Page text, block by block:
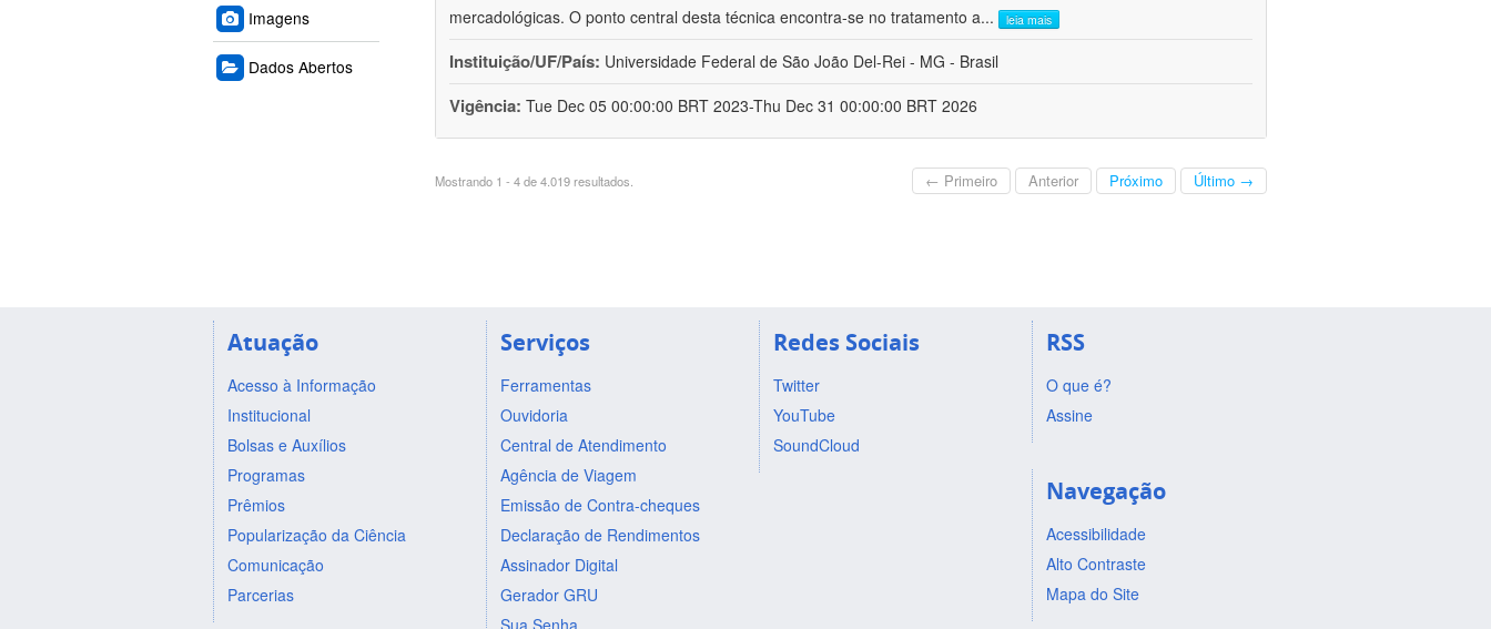
Imagens
Dados Abertos
mercadológicas. O ponto central desta técnica encontra-se no tratamento a... leia mais
Instituição/UF/País: Universidade Federal de São João Del-Rei - MG - Brasil
Vigência: Tue Dec 05 00:00:00 BRT 2023-Thu Dec 31 00:00:00 BRT 2026
Mostrando 1 - 4 de 4.019 resultados. ← Primeiro Anterior Próximo Último →
Atuação
Acesso à Informação
Institucional
Bolsas e Auxílios
Programas
Prêmios
Popularização da Ciência
Comunicação
Parcerias
Serviços
Ferramentas
Ouvidoria
Central de Atendimento
Agência de Viagem
Emissão de Contra-cheques
Declaração de Rendimentos
Assinador Digital
Gerador GRU
Sua Senha
Redes Sociais
Twitter
YouTube
SoundCloud
RSS
O que é?
Assine
Navegação
Acessibilidade
Alto Contraste
Mapa do Site